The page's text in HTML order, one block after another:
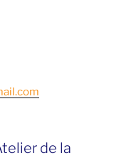
de la